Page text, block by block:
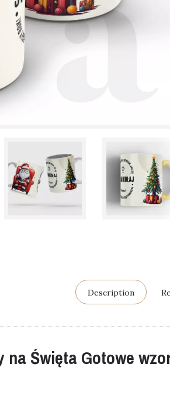
Description
Święta Gotowe